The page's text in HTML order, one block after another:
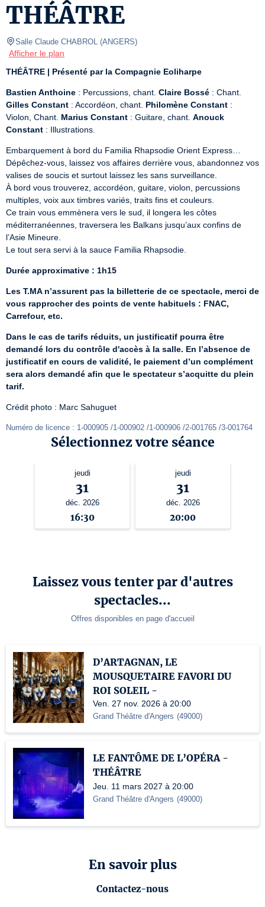
THÉÂTRE
Salle Claude CHABROL (ANGERS)
Afficher le plan
THÉÂTRE | Présenté par la Compagnie Eoliharpe
Bastien Anthoine : Percussions, chant. Claire Bossé
Gilles Constant : Accordéon, chant. Philomène Constant :
Violon, Chant. Marius Constant : Guitare, chant. Anouck
Constant : Illustrations.
Embarquement à bord du Familia Rhapsodie Orient Express…
Dépêchez-vous, laissez vos affaires derrière vous, abandonnez vos
valises de soucis et surtout laissez les sans surveillance.
À bord vous trouverez, accordéon, guitare, violon, percussions
multiples, voix aux timbres variés, traits fins et couleurs.
Ce train vous emmènera vers le sud, il longera les côtes
méditerranéennes, traversera les Balkans jusqu’aux confins de
l’Asie Mineure.
Le tout sera servi à la sauce Familia Rhapsodie.
Durée approximative : 1h15
Les T.MA n’assurent pas la billetterie de ce spectacle, merci de
vous rapprocher des points de vente habituels : FNAC,
Carrefour, etc.
Dans le cas de tarifs réduits, un justificatif pourra être
demandé lors du contrôle d'accès à la salle. En l’absence de
justificatif en cours de validité, le paiement d’un complément
sera alors demandé afin que le spectateur s’acquitte du plein
tarif.
Crédit photo : Marc Sahuguet
Numéro de licence : 1-000905 /1-000902 /1-000906 /2-001765 /3-001764
Sélectionnez votre séance
jeudi
31
déc. 2026
16:30
jeudi
31
déc. 2026
20:00
Laissez vous tenter par d'autres
spectacles...
Offres disponibles en page d'accueil
D’ARTAGNAN, LE
MOUSQUETAIRE FAVORI DU
ROI SOLEIL -
Ven. 27 nov. 2026 à 20:00
Grand Théâtre d'Angers (49000)
LE FANTÔME DE L’OPÉRA -
THÉÂTRE
Jeu. 11 mars 2027 à 20:00
Grand Théâtre d'Angers (49000)
En savoir plus
Contactez-nous